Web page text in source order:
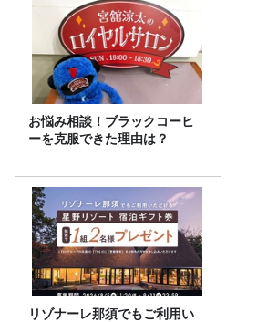
お悩み相談！ブラックコーヒ
ーを克服できた理由は？
リゾナーレ那須でもご利用い